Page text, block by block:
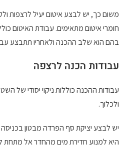
משום כך, יש לבצע איטום יעיל לרצפות
חומרי איטום מתאימים. עבודת האיטום
בהם הוא שלב ההכנה ולאחריו תתבצע
עבודות הכנה לרצפה
עבודות ההכנה כוללות ניקוי יסודי של
ולכלוך.
יש לבצע יציקת סף הפרדה מבטון
היא למנוע חדירת מים מהחדר אל מתחת